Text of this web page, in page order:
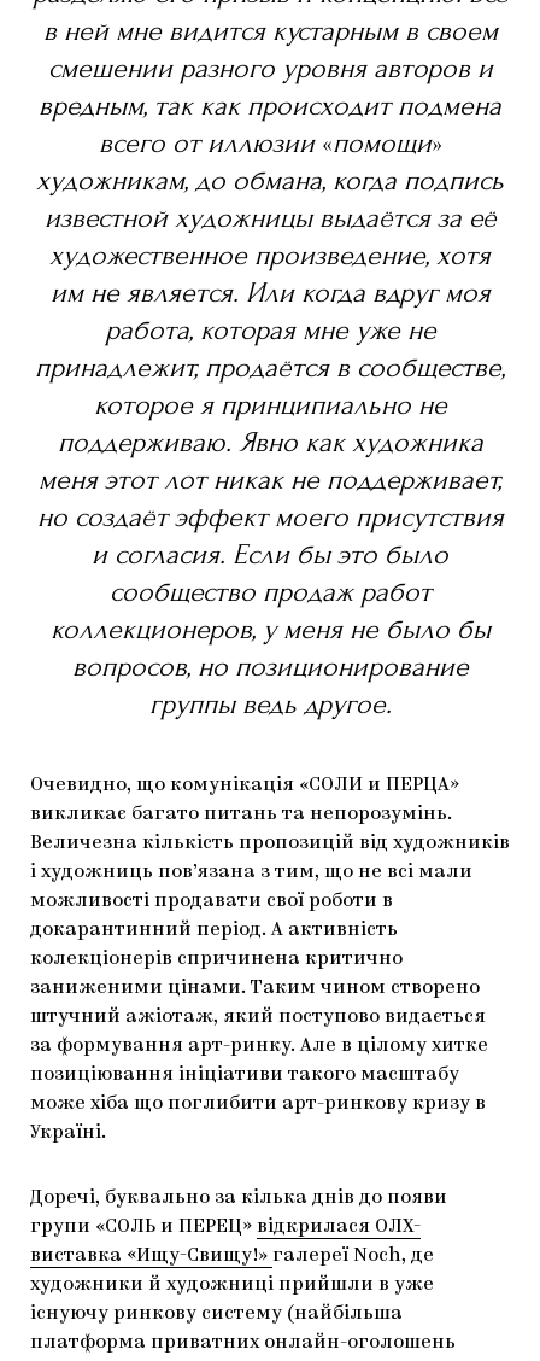
в ней мне видится кустарным в своем
смешении разного уровня авторов и
вредным, так как происходит подмена
всего от иллюзии «помощи»
художникам, до обмана, когда подпись
известной художницы выдаётся за её
художественное произведение, хотя
им не является. Или когда вдруг моя
работа, которая мне уже не
принадлежит, продаётся в сообществе,
которое я принципиально не
поддерживаю. Явно как художника
меня этот лот никак не поддерживает,
но создаёт эффект моего присутствия
и согласия. Если бы это было
сообщество продаж работ
коллекционеров, у меня не было бы
вопросов, но позиционирование
группы ведь другое.
Очевидно, що комунікація «CОЛИ и ПЕРЦА»
викликає багато питань та непорозумінь.
Величезна кількість пропозицій від художників
і художниць пов’язана з тим, що не всі мали
можливості продавати свої роботи в
докарантинний період. А активність
колекціонерів спричинена критично
заниженими цінами. Таким чином створено
штучний ажіотаж, який поступово видається
за формування арт-ринку. Але в цілому хитке
позиціювання ініціативи такого масштабу
може хіба що поглибити арт-ринкову кризу в
Україні.
Доречі, буквально за кілька днів до появи
групи «CОЛЬ и ПЕРЕЦ» відкрилася ОЛХ-
виставка «Ищу-Свищу!» галереї Noch, де
художники й художниці прийшли в уже
існуючу ринкову систему (найбільша
платформа приватних онлайн-оголошень